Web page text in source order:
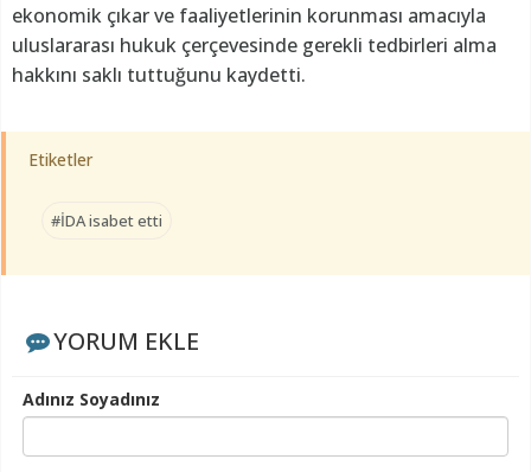
ekonomik çıkar ve faaliyetlerinin korunması amacıyla
uluslararası hukuk çerçevesinde gerekli tedbirleri alma
hakkını saklı tuttuğunu kaydetti.
Etiketler
#İDA isabet etti
YORUM EKLE
Adınız Soyadınız